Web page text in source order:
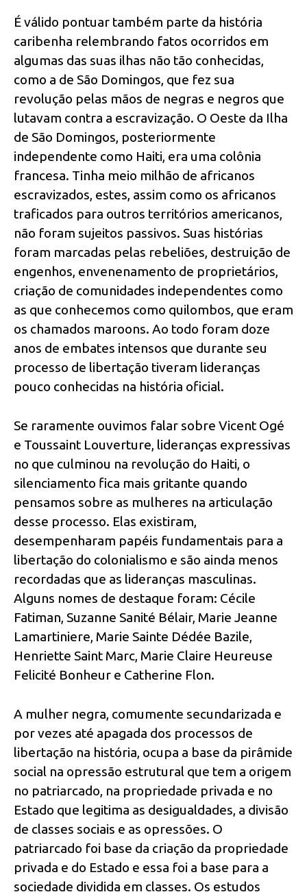
É válido pontuar também parte da história
caribenha relembrando fatos ocorridos em
algumas das suas ilhas não tão conhecidas,
como a de São Domingos, que fez sua
revolução pelas mãos de negras e negros que
lutavam contra a escravização. O Oeste da Ilha
de São Domingos, posteriormente
independente como Haiti, era uma colônia
francesa. Tinha meio milhão de africanos
escravizados, estes, assim como os africanos
traficados para outros territórios americanos,
não foram sujeitos passivos. Suas histórias
foram marcadas pelas rebeliões, destruição de
engenhos, envenenamento de proprietários,
criação de comunidades independentes como
as que conhecemos como quilombos, que eram
os chamados maroons. Ao todo foram doze
anos de embates intensos que durante seu
processo de libertação tiveram lideranças
pouco conhecidas na história oficial.
Se raramente ouvimos falar sobre Vicent Ogé
e Toussaint Louverture, lideranças expressivas
no que culminou na revolução do Haiti, o
silenciamento fica mais gritante quando
pensamos sobre as mulheres na articulação
desse processo. Elas existiram,
desempenharam papéis fundamentais para a
libertação do colonialismo e são ainda menos
recordadas que as lideranças masculinas.
Alguns nomes de destaque foram: Cécile
Fatiman, Suzanne Sanité Bélair, Marie Jeanne
Lamartiniere, Marie Sainte Dédée Bazile,
Henriette Saint Marc, Marie Claire Heureuse
Felicité Bonheur e Catherine Flon.
A mulher negra, comumente secundarizada e
por vezes até apagada dos processos de
libertação na história, ocupa a base da pirâmide
social na opressão estrutural que tem a origem
no patriarcado, na propriedade privada e no
Estado que legitima as desigualdades, a divisão
de classes sociais e as opressões. O
patriarcado foi base da criação da propriedade
privada e do Estado e essa foi a base para a
sociedade dividida em classes. Os estudos